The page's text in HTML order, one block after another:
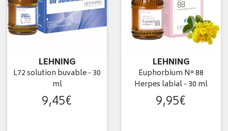
LEHNING
L72 solution buvable - 30
ml
9,45€
LEHNING
Euphorbium N° 88
Herpes labial - 30 ml
9,95€